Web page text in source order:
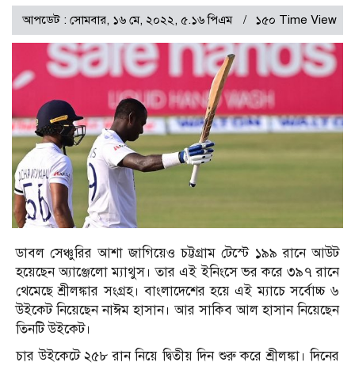
আপডেট : সোমবার, ১৬ মে, ২০২২, ৫.১৬ পিএম ১৫০ Time View
ডাবল সেঞ্চুরির আশা জাগিয়েও চট্টগ্রাম টেস্টে ১৯৯ রানে আউট
হয়েছেন অ্যাঞ্জেলো ম্যাথুস। তার এই ইনিংসে ভর করে ৩৯৭ রানে
থেমেছে শ্রীলঙ্কার সংগ্রহ। বাংলাদেশের হয়ে এই ম্যাচে সর্বোচ্চ ৬
উইকেট নিয়েছেন নাঈম হাসান। আর সাকিব আল হাসান নিয়েছেন
তিনটি উইকেট।
চার উইকেটে ২৫৮ রান নিয়ে দ্বিতীয় দিন শুরু করে শ্রীলঙ্কা। দিনের